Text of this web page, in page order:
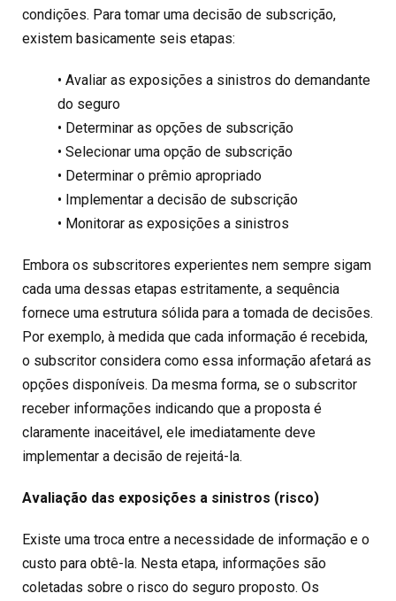
condições. Para tomar uma decisão de subscrição,
existem basicamente seis etapas:
• Avaliar as exposições a sinistros do demandante
do seguro
• Determinar as opções de subscrição
• Selecionar uma opção de subscrição
• Determinar o prêmio apropriado
• Implementar a decisão de subscrição
• Monitorar as exposições a sinistros
Embora os subscritores experientes nem sempre sigam
cada uma dessas etapas estritamente, a sequência
fornece uma estrutura sólida para a tomada de decisões.
Por exemplo, à medida que cada informação é recebida,
o subscritor considera como essa informação afetará as
opções disponíveis. Da mesma forma, se o subscritor
receber informações indicando que a proposta é
claramente inaceitável, ele imediatamente deve
implementar a decisão de rejeitá-la.
Avaliação das exposições a sinistros (risco)
Existe uma troca entre a necessidade de informação e o
custo para obtê-la. Nesta etapa, informações são
coletadas sobre o risco do seguro proposto. Os